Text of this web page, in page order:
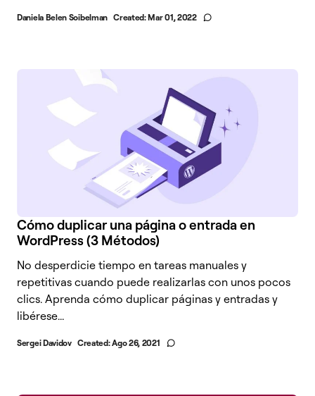
Daniela Belen Soibelman Created:Mar 01, 2022
Cómo duplicar una página o entrada en
WordPress (3 Métodos)
No desperdicie tiempo en tareas manuales y
repetitivas cuando puede realizarlas con unos pocos
clics. Aprenda cómo duplicar páginas y entradas y
libérese...
Sergei Davidov Created:Ago 26, 2021